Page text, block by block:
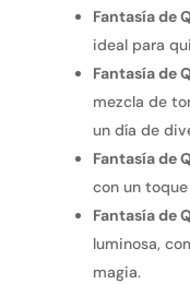
Fantasía de
ideal para
Fantasía de
mezcla de
un día de
Fantasía de
con un
Fantasía de
luminosa,
magia.